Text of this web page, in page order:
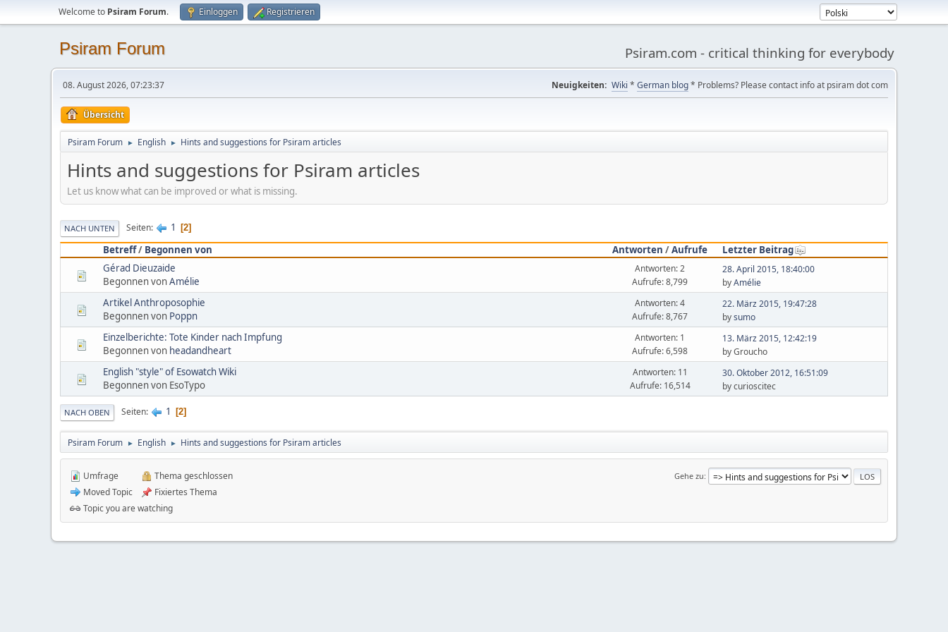
Welcome to Psiram Forum. Einloggen Registrieren
Psiram Forum Psiram.com - critical thinking for everybody
08. August 2026, 07:23:37 Neuigkeiten: Wiki * German blog* Problems? Please contact info at psiram dot com
Übersicht
Psiram Forum ► English ► Hints and suggestions for Psiram articles
Hints and suggestions for Psiram articles
Let us know what can be improved or what is missing.
NACH UNTEN Seiten 1 2
Betreff/ Begonnen von Antworten /Aufrufe
Letzter Beitrag
Gérad Dieuzaide
Begonnen vonAmélie
Antworten: 2
Aufrufe: 8,799
28. April 2015, 18:40:00
byAmélie
Artikel Anthroposophie
Begonnen von Poppn
Antworten: 4
Aufrufe: 8,767
22. März 2015, 19:47:28
bysumo
Einzelberichte: Tote Kinder nach Impfung
Begonnen von headandheart
Antworten: 1
Aufrufe: 6,598
13. März 2015, 12:42:19
by Groucho
English "style" of Esowatch Wiki
Begonnen von EsoTypo
Antworten: 11
Aufrufe: 16,514
30. Oktober 2012, 16:51:09
by curioscitec
NACH OBEN Seiten 1 2
Psiram Forum ► English ► Hints and suggestions for Psiram articles
Gehe zu
Umfrage
Moved Topic
Thema geschlossen
Fixiertes Thema
Topic you are watching